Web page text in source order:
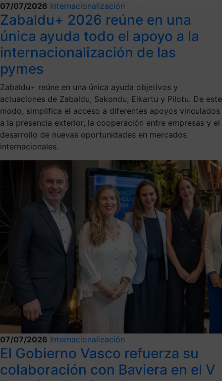
07/07/2026 Internacionalización
Zabaldu+ 2026 reúne en una
única ayuda todo el apoyo a la
internacionalización de las
pymes
Zabaldu+ reúne en una única ayuda objetivos y
actuaciones de Zabaldu, Sakondu, Elkartu y Pilotu. De este
modo, simplifica el acceso a diferentes apoyos vinculados
a la presencia exterior, la cooperación entre empresas y el
desarrollo de nuevas oportunidades en mercados
internacionales.
07/07/2026 Internacionalización
El Gobierno Vasco refuerza su
colaboración con Baviera en el V